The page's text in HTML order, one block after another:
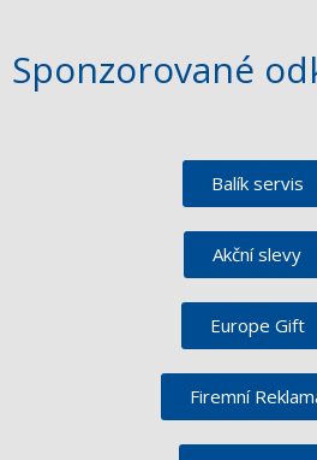
Sponzorované
Balík servis
Akční slevy
Europe Gift
Firemní